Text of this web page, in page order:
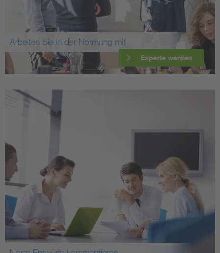
Arbeiten Sie in der Normung mit
Experte werden